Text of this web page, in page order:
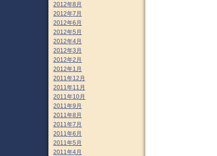
2012年8月
2012年7月
2012年6月
2012年5月
2012年4月
2012年3月
2012年2月
2012年1月
2011年12月
2011年11月
2011年10月
2011年9月
2011年8月
2011年7月
2011年6月
2011年5月
2011年4月